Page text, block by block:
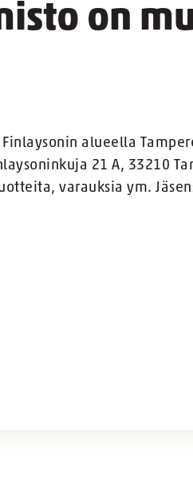
on
alueella
21 A, 33210
varauksia ym.